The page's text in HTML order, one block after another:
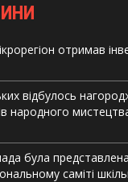
отримав
відбулось
народного
була
саміті